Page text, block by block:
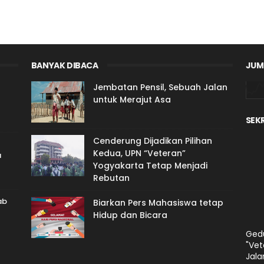
BANYAK DIBACA
Jembatan Pensil, Sebuah Jalan
untuk Merajut Asa
Cenderung Dijadikan Pilihan
Kedua, UPN “Veteran”
Yogyakarta Tetap Menjadi
Rebutan
Biarkan Pers Mahasiswa tetap
Hidup dan Bicara